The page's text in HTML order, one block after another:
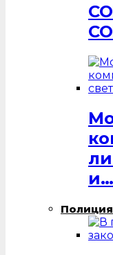
и…
Полиция